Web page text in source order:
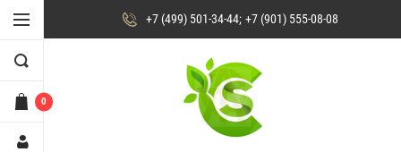
0
+7 (499) 501-34-44 +7 (901) 555-08-08